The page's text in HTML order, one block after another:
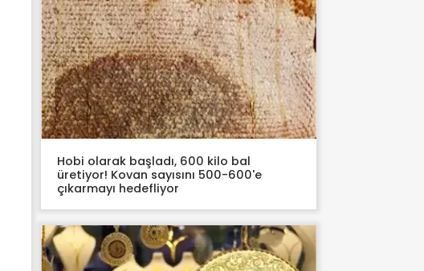
Hobi olarak başladı, 600 kilo bal
üretiyor! Kovan sayısını 500-600'e
çıkarmayı hedefliyor